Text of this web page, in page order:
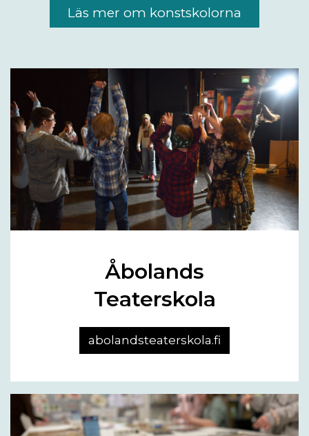
Läs mer om konstskolorna
Åbolands
Teaterskola
abolandsteaterskola.fi